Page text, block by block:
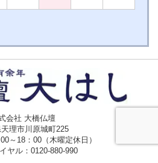
会社 大橋仏壇
理市川原城町225
～18：00（木曜定休日）
ヤル： 0120-880-990